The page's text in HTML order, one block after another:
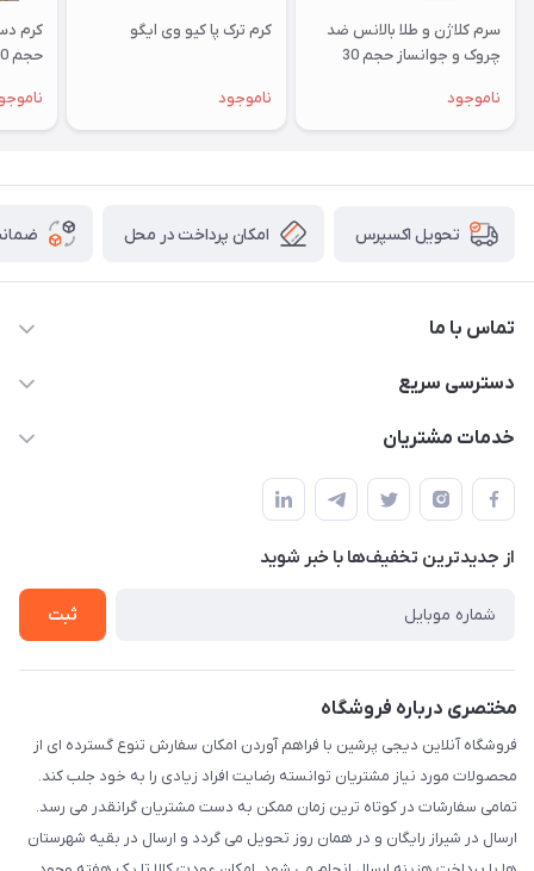
سرم کلاژن و طلا بالانس ضد
چروک و جوانساز حجم 30
ناموجود
کرم ترک پا کیو وی ایگو
ناموجود
حجم 50 میلی لیتر
تحویل اکسپرس امکان پرداخت در محل
تماس با ما
09172138137
دسترسی سریع
حساب کاربری
لیست محصولات
درباره ما
خدمات مشتریان
قوانین و مقررات
حریم خصوصی
راهنما
از جدید‌ترین تخفیف‌ها با‌ خبر شوید
ثبت
مختصری درباره فروشگاه
فروشگاه آنلاین دیجی پرشین با فراهم آوردن امکان سفارش تنوع گسترده ای از
محصولات مورد نیاز مشتریان توانسته رضایت افراد زیادی را به خود جلب کند.
تمامی سفارشات در کوتاه ترین زمان ممکن به دست مشتریان گرانقدر می رسد.
ارسال در شیراز رایگان و در همان روز تحویل می گردد و ارسال در بقیه شهرستان